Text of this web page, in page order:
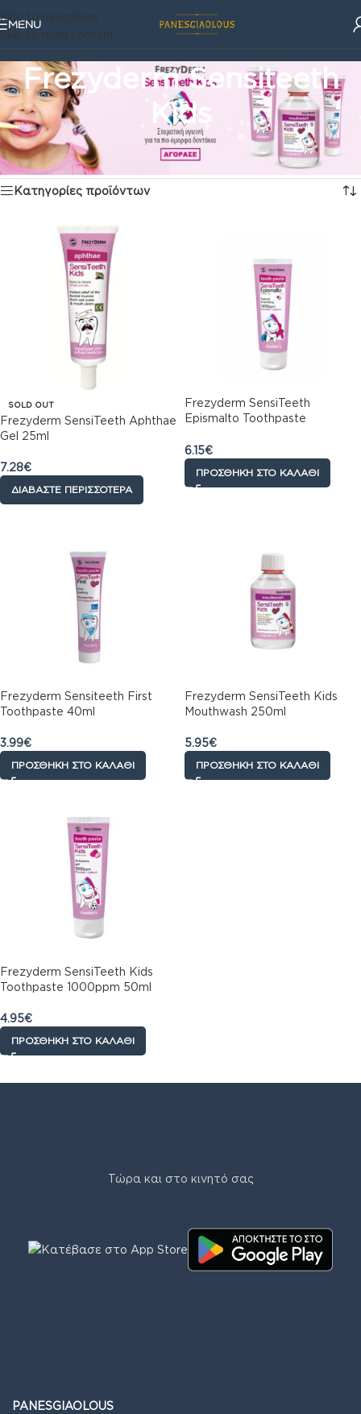
Skip to navigation
Skip to main content
MENU
Frezyderm Sensiteeth
Kids
Φροντίδα
Frezyderm Sensiteeth Kids
Προβάλλονται όλα - 5 αποτελέσματα
Κατηγορίες προϊόντων
SOLD OUT
Frezyderm SensiTeeth Aphthae
Gel 25ml
7.28€
ΔΙΑΒΆΣΤΕ ΠΕΡΙΣΣΌΤΕΡΑ
Frezyderm SensiTeeth
Epismalto Toothpaste
6.15€
ΠΡΟΣΘΉΚΗ ΣΤΟ ΚΑΛΆΘΙ
Frezyderm Sensiteeth First
Toothpaste 40ml
3.99€
ΠΡΟΣΘΉΚΗ ΣΤΟ ΚΑΛΆΘΙ
Frezyderm SensiTeeth Kids
Mouthwash 250ml
5.95€
ΠΡΟΣΘΉΚΗ ΣΤΟ ΚΑΛΆΘΙ
Frezyderm SensiTeeth Kids
Toothpaste 1000ppm 50ml
4.95€
ΠΡΟΣΘΉΚΗ ΣΤΟ ΚΑΛΆΘΙ
Τώρα και στο κινητό σας
PANESGIAOLOUS